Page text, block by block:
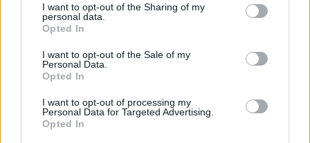
I want to opt-out of the Sharing of my
personal data.
Opted In
I want to opt-out of the Sale of my
Personal Data.
Opted In
I want to opt-out of processing my
Personal Data for Targeted Advertising.
Opted In